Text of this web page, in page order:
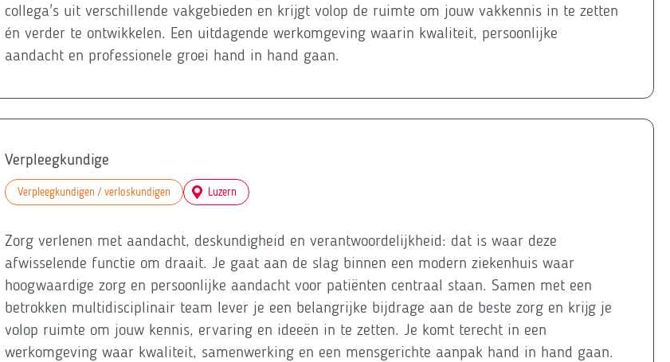
collega's uit verschillende vakgebieden en krijgt volop de ruimte om jouw vakkennis in te zetten
én verder te ontwikkelen. Een uitdagende werkomgeving waarin kwaliteit, persoonlijke
aandacht en professionele groei hand in hand gaan.
Verpleegkundige
Verpleegkundigen / verloskundigen Luzern
Zorg verlenen met aandacht, deskundigheid en verantwoordelijkheid: dat is waar deze
afwisselende functie om draait. Je gaat aan de slag binnen een modern ziekenhuis waar
hoogwaardige zorg en persoonlijke aandacht voor patiënten centraal staan. Samen met een
betrokken multidisciplinair team lever je een belangrijke bijdrage aan de beste zorg en krijg je
volop ruimte om jouw kennis, ervaring en ideeën in te zetten. Je komt terecht in een
werkomgeving waar kwaliteit, samenwerking en een mensgerichte aanpak hand in hand gaan.